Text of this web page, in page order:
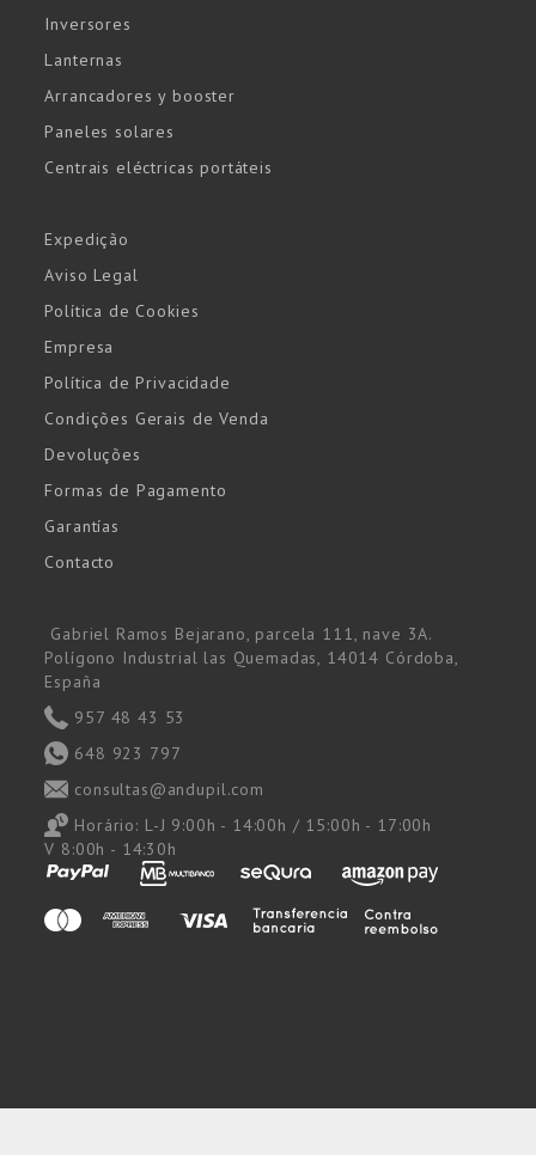
Inversores
Lanternas
Arrancadores y booster
Paneles solares
Centrais eléctricas portáteis
Expedição
Aviso Legal
Política de Cookies
Empresa
Política de Privacidade
Condições Gerais de Venda
Devoluções
Formas de Pagamento
Garantías
Contacto
Gabriel Ramos Bejarano, parcela 111, nave 3A.
Polígono Industrial las Quemadas, 14014 Córdoba,
España
957 48 43 53
648 923 797
consultas@andupil.com
Horário: L-J 9:00h - 14:00h / 15:00h - 17:00h
V 8:00h - 14:30h